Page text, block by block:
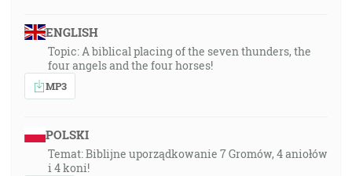
ENGLISH
Topic: A biblical placing of the seven thunders, the
four angels and the four horses!
MP3
POLSKI
Temat: Biblijne uporządkowanie 7 Gromów, 4 aniołów
i 4 koni!